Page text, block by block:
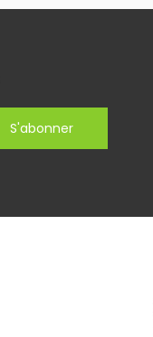
S'abonner